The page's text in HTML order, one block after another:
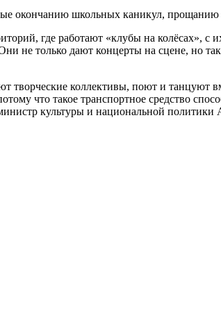
окончанию школьных каникул,
где работают «клубы на колёсах», с
не только дают концерты на сцене, но
творческие коллективы, поют и танцуют
что такое транспортное средство
культуры и национальной